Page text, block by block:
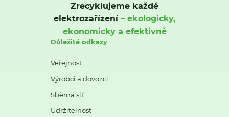
Zrecyklujeme každé
elektrozařízení– ekologicky,
ekonomicky a efektivně
Důležité odkazy
Veřejnost
Výrobci a dovozci
Sběrná síť
Udržitelnost